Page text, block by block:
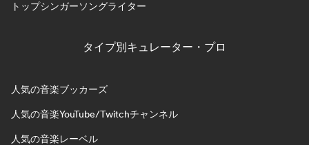
トップシンガーソングライター
タイプ別キュレーター・プロ
人気の音楽ブッカーズ
人気の音楽YouTube/Twitchチャンネル
人気の音楽レーベル